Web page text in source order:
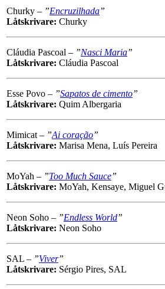
Churky – ”Encruzilhada”
Låtskrivare: Churky
Cláudia Pascoal – ”Nasci Maria”
Låtskrivare: Cláudia Pascoal
Esse Povo – ”Sapatos de cimento”
Låtskrivare: Quim Albergaria
Mimicat – ”Ai coração”
Låtskrivare: Marisa Mena, Luís Pereira
MoYah – ”Too Much Sauce”
Låtskrivare: MoYah, Kensaye, Miguel
Neon Soho – ”Endless World”
Låtskrivare: Neon Soho
SAL – ”Viver”
Låtskrivare: Sérgio Pires, SAL